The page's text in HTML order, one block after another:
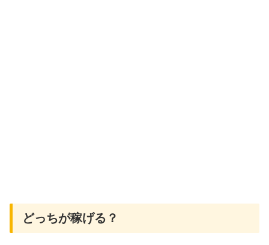
どっちが稼げる？